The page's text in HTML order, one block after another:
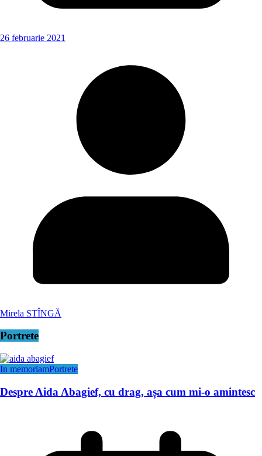
26 februarie 2021
Mirela STÎNGĂ
Portrete
In memoriamPortrete
Despre Aida Abagief, cu drag, așa cum mi-o amintesc